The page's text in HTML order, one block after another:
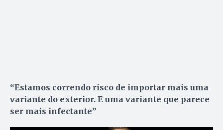
“Estamos correndo risco de importar mais uma
variante do exterior. E uma variante que parece
ser mais infectante”